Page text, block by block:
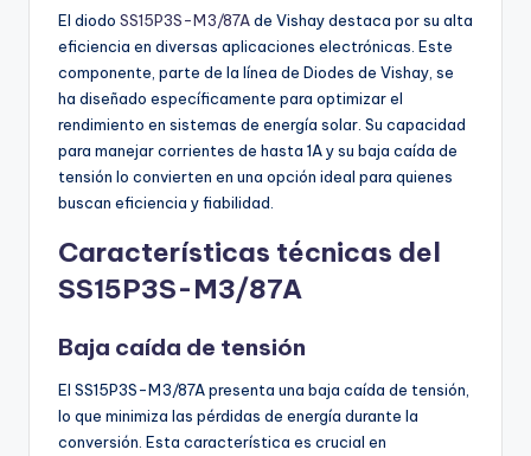
El diodo SS15P3S-M3/87Ade Vishay destaca por su alta
eficiencia en diversas aplicaciones electrónicas. Este
componente, parte de la línea de Diodes de Vishay, se
ha diseñado específicamente para optimizar el
rendimiento en sistemas de energía solar. Su capacidad
para manejar corrientes de hasta 1A y su baja caída de
tensión lo convierten en una opción ideal para quienes
buscan eficiencia y fiabilidad.
Características técnicas del
SS15P3S-M3/87A
Baja caída de tensión
El SS15P3S-M3/87A presenta una baja caída de tensión,
lo que minimiza las pérdidas de energía durante la
conversión. Esta característica es crucial en